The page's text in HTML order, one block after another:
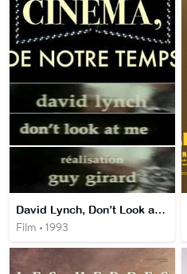
David Lynch, Don’t Look at Me
Film • 1993